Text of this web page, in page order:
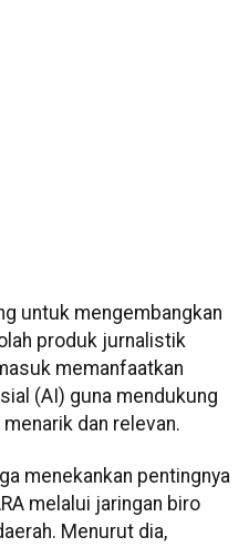
untuk mengembangkan
produk jurnalistik
memanfaatkan
(AI) guna mendukung
dan relevan.
menekankan pentingnya
melalui jaringan biro
Menurut dia,